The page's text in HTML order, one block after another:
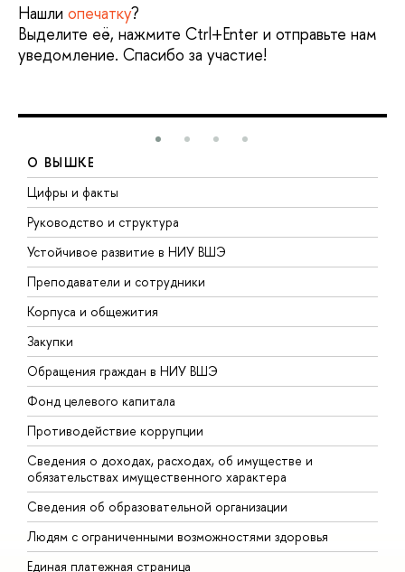
Нашли опечатку?
Выделите её, нажмите Ctrl+Enter и отправьте нам
уведомление. Спасибо за участие!
О ВЫШКЕ
Цифры и факты
Руководство и структура
Устойчивое развитие в НИУ ВШЭ
Преподаватели и сотрудники
Корпуса и общежития
Закупки
Обращения граждан в НИУ ВШЭ
Фонд целевого капитала
Противодействие коррупции
Сведения о доходах, расходах, об имуществе и
обязательствах имущественного характера
Сведения об образовательной организации
Людям с ограниченными возможностями здоровья
Единая платежная страница